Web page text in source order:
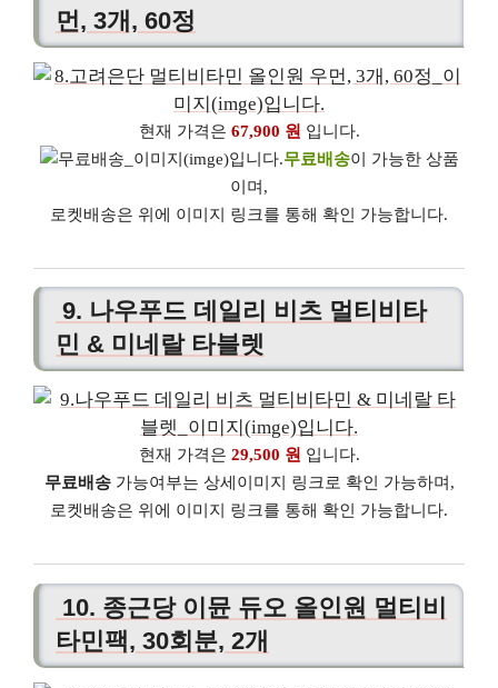
먼, 3개, 60정
현재 가격은 67,900 원 입니다.
무료배송이 가능한 상품
이며,
로켓배송은 위에 이미지 링크를 통해 확인 가능합니다.
9. 나우푸드 데일리 비츠 멀티비타
민 & 미네랄 타블렛
현재 가격은 29,500 원 입니다.
무료배송가능여부는 상세이미지 링크로 확인 가능하며,
로켓배송은 위에 이미지 링크를 통해 확인 가능합니다.
10. 종근당 이뮨 듀오 올인원 멀티비
타민팩, 30회분, 2개